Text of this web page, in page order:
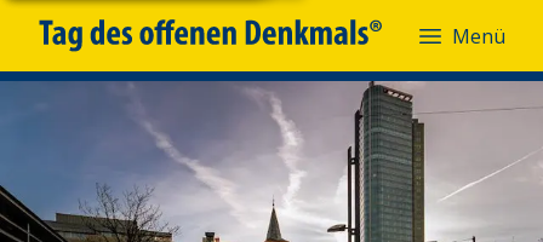
Menü